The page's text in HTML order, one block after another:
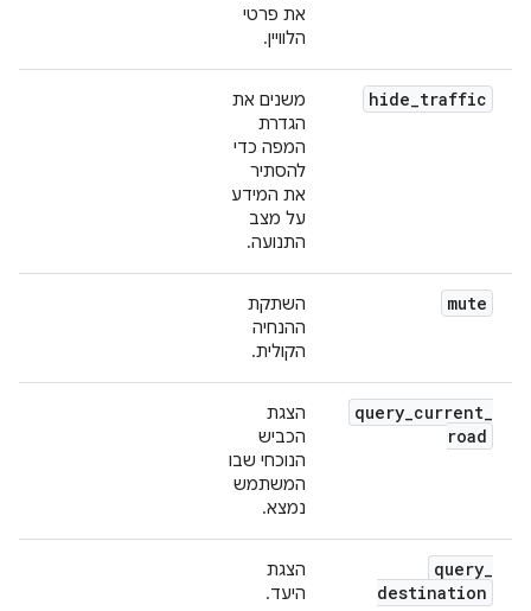
את פרטי
הלוויין.
hide traffic
משנים את
הגדרת
המפה כדי
להסתיר
את המידע
על מצב
התנועה.
mute
השתקת
ההנחיה
הקולית.
query current
road
הצגת
הכביש
הנוכחי שבו
המשתמש
נמצא.
query
destination
הצגת
היעד.